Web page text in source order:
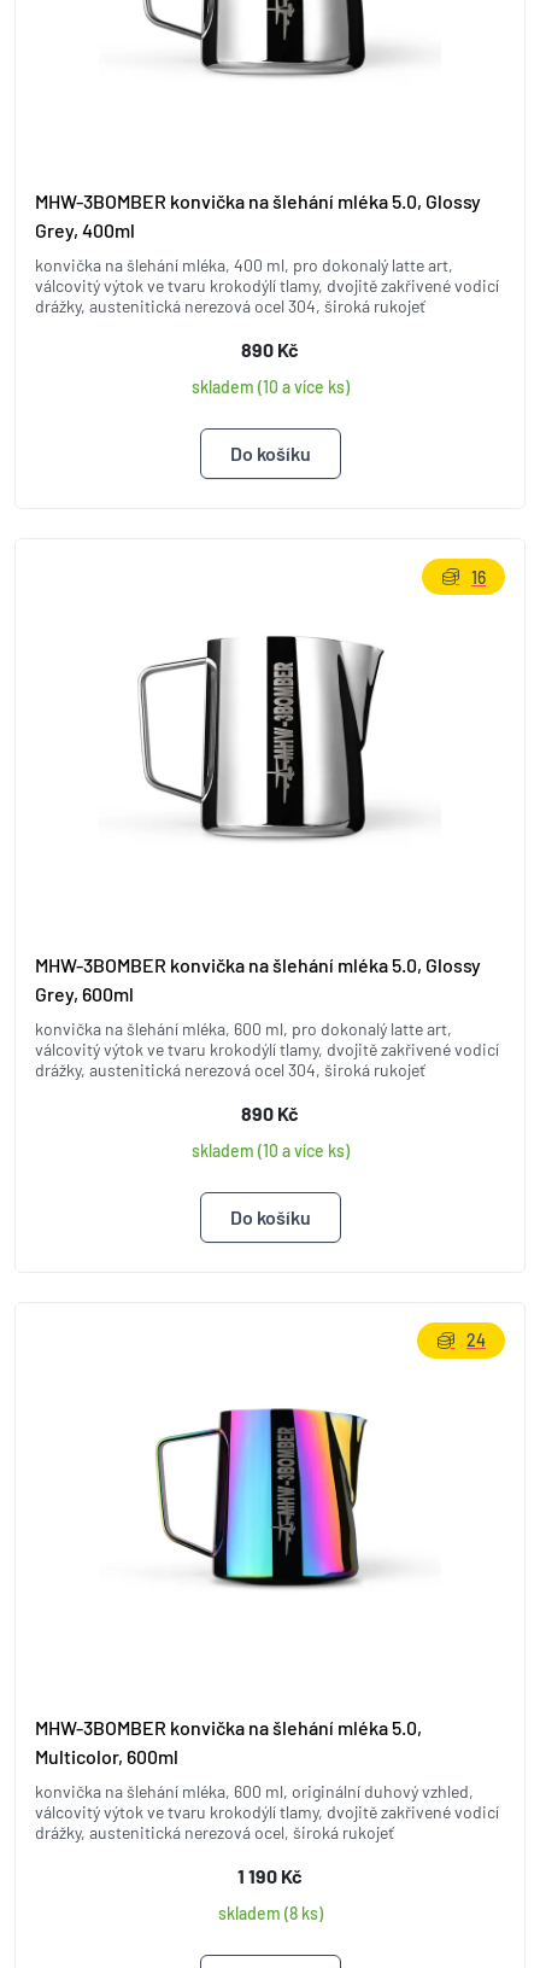
MHW-3BOMBER konvička na šlehání mléka 5.0, Glossy
Grey, 400ml
konvička na šlehání mléka, 400 ml, pro dokonalý latte art,
válcovitý výtok ve tvaru krokodýlí tlamy, dvojitě zakřivené vodicí
drážky, austenitická nerezová ocel 304, široká rukojeť
890 Kč
skladem (10 a více ks)
MHW-3BOMBER konvička na šlehání mléka 5.0, Glossy
Grey, 600ml
konvička na šlehání mléka, 600 ml, pro dokonalý latte art,
válcovitý výtok ve tvaru krokodýlí tlamy, dvojitě zakřivené vodicí
drážky, austenitická nerezová ocel 304, široká rukojeť
890 Kč
skladem (10 a více ks)
16
MHW-3BOMBER konvička na šlehání mléka 5.0,
Multicolor, 600ml
konvička na šlehání mléka, 600 ml, originální duhový vzhled,
válcovitý výtok ve tvaru krokodýlí tlamy, dvojitě zakřivené vodicí
drážky, austenitická nerezová ocel, široká rukojeť
1 190 Kč
skladem (8 ks)
24